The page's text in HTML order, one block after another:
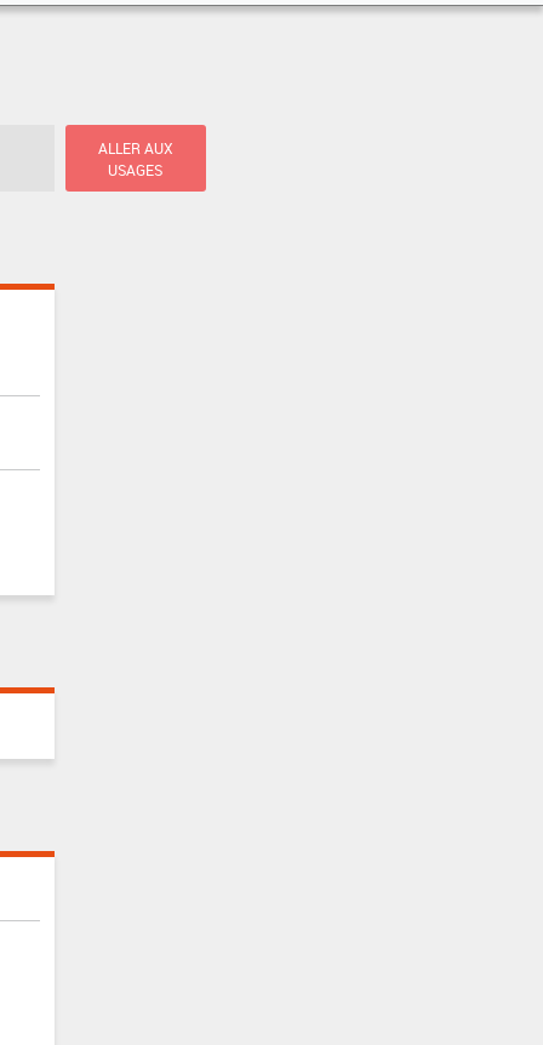
ALLER AUX
USAGES